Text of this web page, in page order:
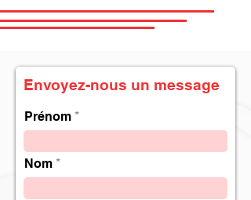
Envoyez-nous un message
Prénom
Nom